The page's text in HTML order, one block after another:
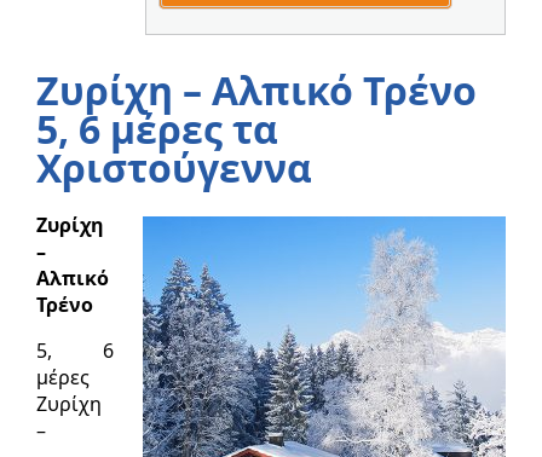
Ζυρίχη – Αλπικό Τρένο
5, 6 μέρες τα
Χριστούγεννα
Ζυρίχη
–
Αλπικό
Τρένο
5, 6
μέρες
Ζυρίχη
–